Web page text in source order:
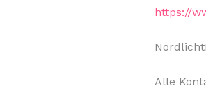
https://
Alle